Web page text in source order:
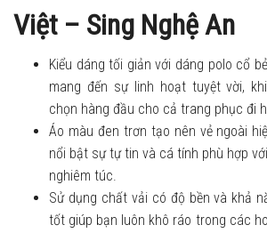
Việt – Sing Nghệ An
Kiểu dáng tối giản với dáng polo cổ
mang đến sự linh hoạt tuyệt vời,
chọn hàng đầu cho cả trang phục đi
Áo màu đen trơn tạo nên vẻ ngoài
nổi bật sự tự tin và cá tính phù hợp
nghiêm túc.
Sử dụng chất vải có độ bền và khả
tốt giúp bạn luôn khô ráo trong các